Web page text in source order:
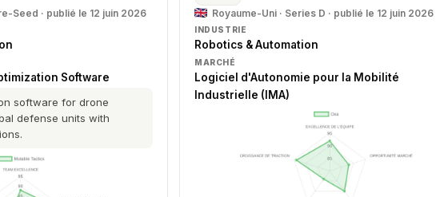
Seed · publié le 12 juin 2026
Software
software for drone
defense units with
Royaume-Uni · Series D · publié le 12 juin 2026
INDUSTRIE
Robotics & Automation
MARCHÉ
Logiciel d'Autonomie pour la Mobilité
Industrielle (IMA)